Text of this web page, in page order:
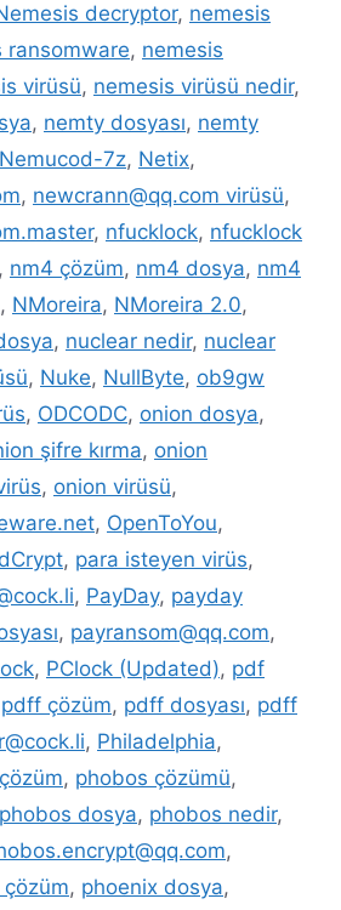
decryptor, nemesis
ransomware, nemesis
virüsü, nemesis virüsü nedir,
, nemty dosyası, nemty
Nemucod-7z, Netix,
, newcrann@qq.com virüsü,
, nfucklock, nfucklock
nm4 çözüm, nm4 dosya, nm4
, NMoreira, NMoreira 2.0,
, nuclear nedir, nuclear
, Nuke, NullByte, ob9gw
, ODCODC, onion dosya,
şifre kırma, onion
, onion virüsü,
, OpenToYou,
, para isteyen virüs,
, PayDay, payday
, payransom@qq.com,
, PClock (Updated), pdf
pdff çözüm, pdff dosyası, pdff
, Philadelphia,
, phobos çözümü,
phobos dosya, phobos nedir,
,
, phoenix dosya,